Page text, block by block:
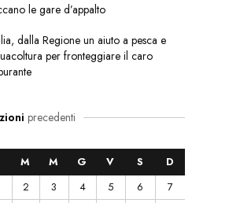
le gare d’appalto
dalla Regione un aiuto a pesca e
per fronteggiare il caro
precedenti
M M G V S
D
2 3 4 5 6
7